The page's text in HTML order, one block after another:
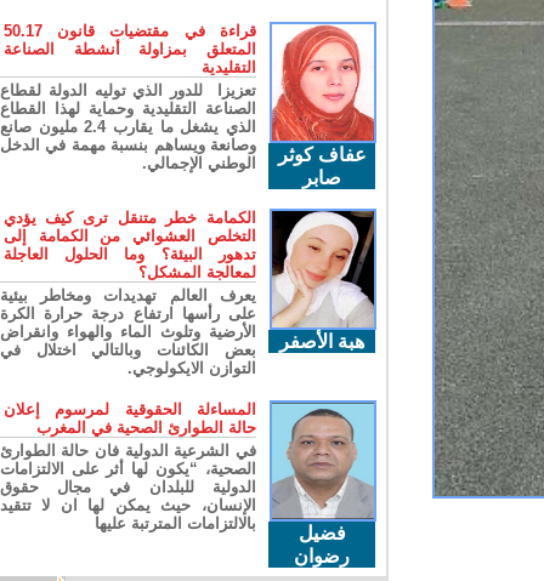
عفاف كوثر
صابر
قراءة في مقتضيات قانون 50.17
المتعلق بمزاولة أنشطة الصناعة
التقليدية
تعزيزا للدور الذي توليه الدولة لقطاع
الصناعة التقليدية وحماية لهذا القطاع
الذي يشغل ما يقارب 2.4 مليون صانع
وصانعة ويساهم بنسبة مهمة في الدخل
الوطني الإجمالي.
هبة الأصفر
الكمامة خطر متنقل ترى كيف يؤدي
التخلص العشوائي من الكمامة إلى
تدهور البيئة؟ وما الحلول العاجلة
لمعالجة المشكل؟
يعرف العالم تهديدات ومخاطر بيئية
على رأسها ارتفاع درجة حرارة الكرة
الأرضية وتلوث الماء والهواء وانقراض
بعض الكائنات وبالتالي اختلال في
التوازن الايكولوجي.
فضيل
رضوان
المساءلة الحقوقية لمرسوم إعلان
حالة الطوارئ الصحية في المغرب
في الشرعية الدولية فان حالة الطوارئ
الصحية، “يكون لها أثر على الالتزامات
الدولية للبلدان في مجال حقوق
الإنسان، حيث يمكن لها ان لا تتقيد
بالالتزامات المترتبة عليها